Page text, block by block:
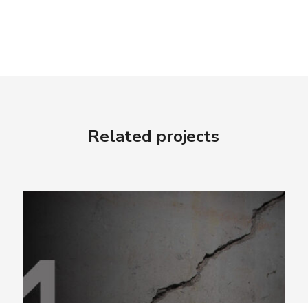
Related projects